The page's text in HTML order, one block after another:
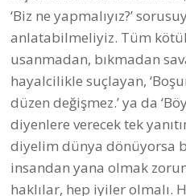
‘Biz ne yapmalıyız?’
anlatabilmeliyiz. Tüm
usanmadan, bıkmadan
hayalcilikle suçlayan,
düzen değişmez.’ ya da
diyenlere verecek tek
diyelim dünya dönüyorsa
insandan yana olmak
haklılar, hep iyiler olmalı.